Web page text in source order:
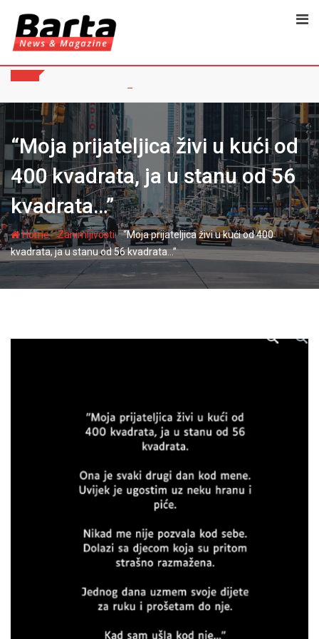
content
“Moja prijateljica živi u kući od
400 kvadrata, ja u stanu od 56
kvadrata…”
Home-Zanimljivosti-“Moja prijateljica živi u kući od 400
kvadrata, ja u stanu od 56 kvadrata…”